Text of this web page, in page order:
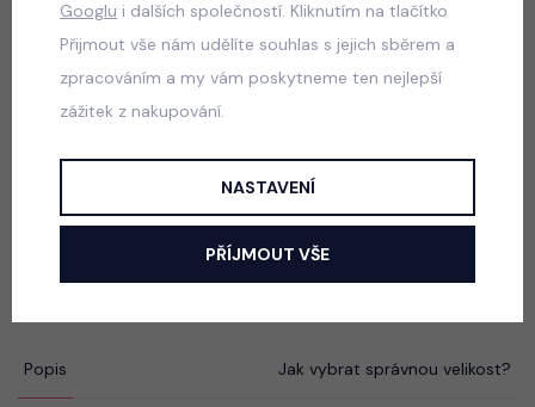
School sako + sukně blue
skladem
690 Kč
Popis Jak vybrat správnou velikost?
Googlu i dalších společností. Kliknutím na tlačítko
Přijmout vše nám udělíte souhlas s jejich sběrem a
zpracováním a my vám poskytneme ten nejlepší
zážitek z nakupování.
NASTAVENÍ
PŘÍJMOUT VŠE